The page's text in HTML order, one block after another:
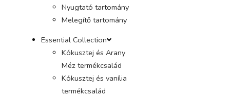
Nyugtató tartomány
Melegítő tartomány
Essential Collection
Kókusztej és Arany
Méz termékcsalád
Kókusztej és vanília
termékcsalád